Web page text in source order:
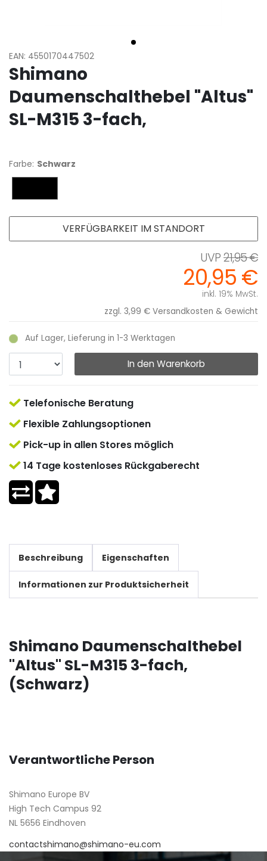
EAN: 4550170447502
Shimano
Daumenschalthebel "Altus"
SL-M315 3-fach,
Farbe: Schwarz
21,95 €
20,95 €
inkl. 19% MwSt.
zzgl. 3,99 € Versandkosten & Gewicht
Auf Lager, Lieferung in 1-3 Werktagen
In den Warenkorb
VERFÜGBARKEIT IM STANDORT
Telefonische Beratung
Flexible Zahlungsoptionen
Pick-up in allen Stores möglich
14 Tage kostenloses Rückgaberecht
Beschreibung Eigenschaften
Informationen zur Produktsicherheit
Shimano Daumenschalthebel
"Altus" SL-M315 3-fach,
(Schwarz)
Verantwortliche Person
Shimano Europe BV
High Tech Campus 92
NL 5656 Eindhoven
contactshimano@shimano-eu.com